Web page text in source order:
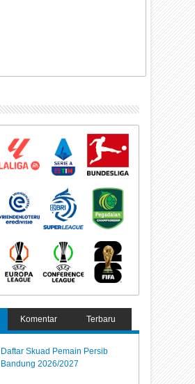
Komentar Terbaru
Daftar Skuad Pemain Persib
Bandung 2026/2027